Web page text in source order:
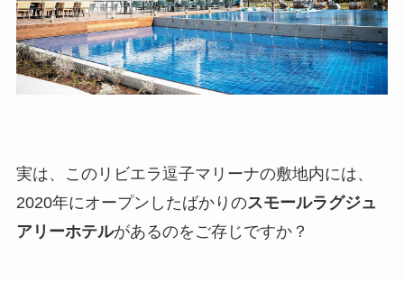
実は、このリビエラ逗子マリーナの敷地内には、
2020年にオープンしたばかりのスモールラグジュ
アリーホテルがあるのをご存じですか？